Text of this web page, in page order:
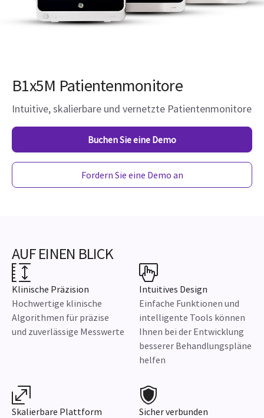
B1x5M Patientenmonitore
Intuitive, skalierbare und vernetzte Patientenmonitore
Buchen Sie eine Demo
Fordern Sie eine Demo an
AUF EINEN BLICK
Klinische Präzision
Hochwertige klinische
Algorithmen für präzise
und zuverlässige Messwerte
Intuitives Design
Einfache Funktionen und
intelligente Tools können
Ihnen bei der Entwicklung
besserer Behandlungspläne
helfen
Skalierbare Plattform
Sicher verbunden